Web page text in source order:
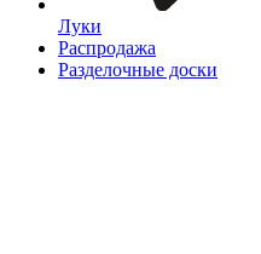
Луки
Распродажа
Разделочные доски